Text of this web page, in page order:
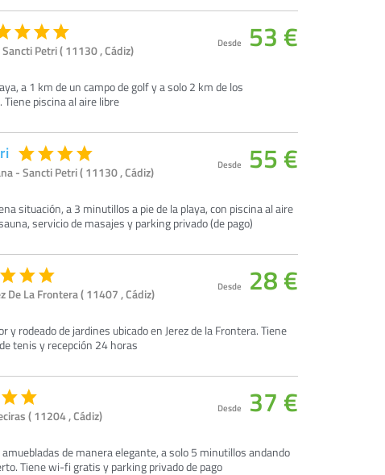
Petri ( 11130 , Cádiz)
a 1 km de un campo de golf y a solo 2 km de los
piscina al aire libre
Desde 53 €
- Sancti Petri ( 11130 , Cádiz)
situación, a 3 minutillos a pie de la playa, con piscina al aire
servicio de masajes y parking privado (de pago)
Desde 55 €
De La Frontera ( 11407 , Cádiz)
y rodeado de jardines ubicado en Jerez de la Frontera. Tiene
tenis y recepción 24 horas
Desde 28 €
( 11204 , Cádiz)
de manera elegante, a solo 5 minutillos andando
Tiene wi-fi gratis y parking privado de pago
Desde 37 €